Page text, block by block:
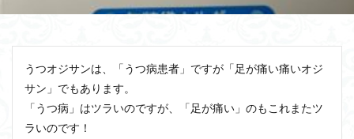
うつオジサンは、「うつ病患者」ですが「足が痛い痛いオジ
サン」でもあります。
「うつ病」はツラいのですが、「足が痛い」のもこれまたツ
ラいのです！